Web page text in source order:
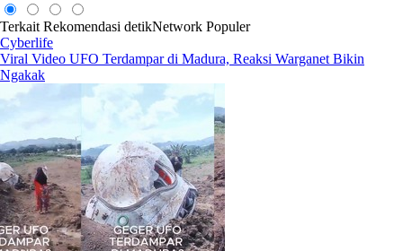
Terkait Rekomendasi detikNetwork Populer
Cyberlife
Viral Video UFO Terdampar di Madura, Reaksi Warganet Bikin
Ngakak